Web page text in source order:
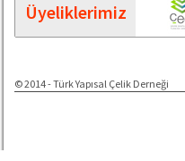
Üyeliklerimiz
© 2014 - Türk Yapısal Çelik Derneği